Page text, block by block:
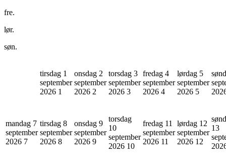
fre.
lør.
søn.
tirsdag 1
september
2026 1
onsdag 2
september
2026 2
torsdag 3
september
2026 3
fredag 4
september
2026 4
lørdag 5
september
2026 5
mandag 7
september
2026 7
tirsdag 8
september
2026 8
onsdag 9
september
2026 9
torsdag
10
september
2026 10
fredag 11
september
2026 11
lørdag 12
september
2026 12
13